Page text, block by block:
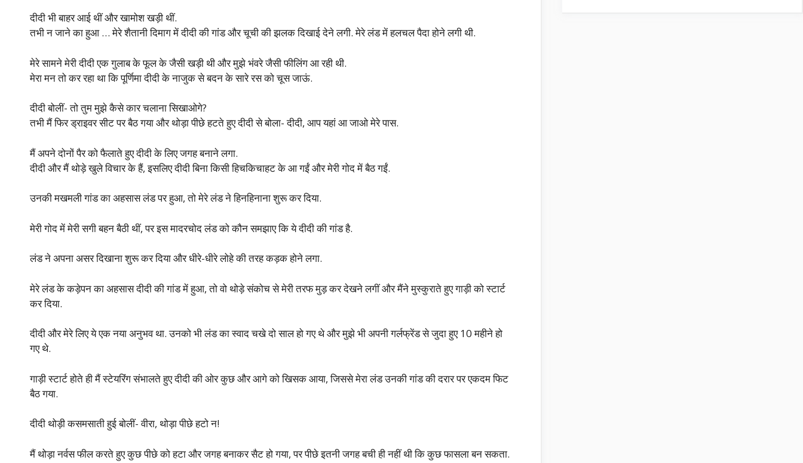
दीदी भी बाहर आई थीं और खामोश खड़ी थीं.
तभी न जाने का हुआ … मेरे शैतानी दिमाग में दीदी की गांड और चूची की झलक दिखाई देने लगी. मेरे लंड में हलचल पैदा होने लगी थी.
मेरे सामने मेरी दीदी एक गुलाब के फूल के जैसी खड़ी थी और मुझे भंवरे जैसी फीलिंग आ रही थी.
मेरा मन तो कर रहा था कि पूर्णिमा दीदी के नाजुक से बदन के सारे रस को चूस जाऊं.
दीदी बोलीं- तो तुम मुझे कैसे कार चलाना सिखाओगे?
तभी मैं फिर ड्राइवर सीट पर बैठ गया और थोड़ा पीछे हटते हुए दीदी से बोला- दीदी, आप यहां आ जाओ मेरे पास.
मैं अपने दोनों पैर को फैलाते हुए दीदी के लिए जगह बनाने लगा.
दीदी और मैं थोड़े खुले विचार के हैं, इसलिए दीदी बिना किसी हिचकिचाहट के आ गईं और मेरी गोद में बैठ गईं.
उनकी मखमली गांड का अहसास लंड पर हुआ, तो मेरे लंड ने हिनहिनाना शुरू कर दिया.
मेरी गोद में मेरी सगी बहन बैठी थीं, पर इस मादरचोद लंड को कौन समझाए कि ये दीदी की गांड है.
लंड ने अपना असर दिखाना शुरू कर दिया और धीरे-धीरे लोहे की तरह कड़क होने लगा.
मेरे लंड के कड़ेपन का अहसास दीदी की गांड में हुआ, तो वो थोड़े संकोच से मेरी तरफ मुड़ कर देखने लगीं और मैंने मुस्कुराते हुए गाड़ी को स्टार्ट
कर दिया.
दीदी और मेरे लिए ये एक नया अनुभव था. उनको भी लंड का स्वाद चखे दो साल हो गए थे और मुझे भी अपनी गर्लफ्रेंड से जुदा हुए 10 महीने हो
गए थे.
गाड़ी स्टार्ट होते ही मैं स्टेयरिंग संभालते हुए दीदी की ओर कुछ और आगे को खिसक आया, जिससे मेरा लंड उनकी गांड की दरार पर एकदम फिट
बैठ गया.
दीदी थोड़ी कसमसाती हुई बोलीं- वीरा, थोड़ा पीछे हटो न!
मैं थोड़ा नर्वस फील करते हुए कुछ पीछे को हटा और जगह बनाकर सैट हो गया, पर पीछे इतनी जगह बची ही नहीं थी कि कुछ फासला बन सकता.